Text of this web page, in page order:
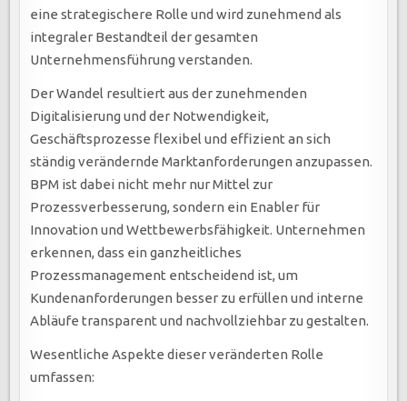
eine strategischere Rolle und wird zunehmend als
integraler Bestandteil der gesamten
Unternehmensführung verstanden.
Der Wandel resultiert aus der zunehmenden
Digitalisierung und der Notwendigkeit,
Geschäftsprozesse flexibel und effizient an sich
ständig verändernde Marktanforderungen anzupassen.
BPM ist dabei nicht mehr nur Mittel zur
Prozessverbesserung, sondern ein Enabler für
Innovation und Wettbewerbsfähigkeit. Unternehmen
erkennen, dass ein ganzheitliches
Prozessmanagement entscheidend ist, um
Kundenanforderungen besser zu erfüllen und interne
Abläufe transparent und nachvollziehbar zu gestalten.
Wesentliche Aspekte dieser veränderten Rolle
umfassen: